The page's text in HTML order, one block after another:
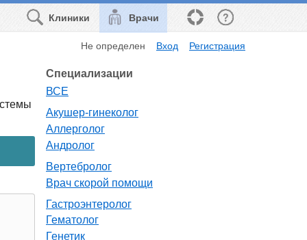
Врачи
Клиники
Не определен Вход Регистрация
Специализации
ВСЕ
Акушер-гинеколог
Аллерголог
Андролог
Вертебролог
Врач скорой помощи
Гастроэнтеролог
Гематолог
Генетик